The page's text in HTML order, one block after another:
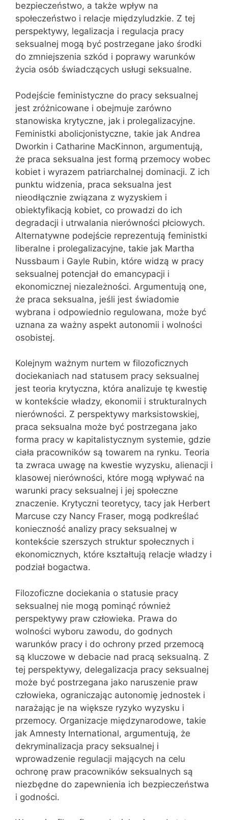
bezpieczeństwo, a także wpływ na
społeczeństwo i relacje międzyludzkie. Z tej
perspektywy, legalizacja i regulacja pracy
seksualnej mogą być postrzegane jako środki
do zmniejszenia szkód i poprawy warunków
życia osób świadczących usługi seksualne.
Podejście feministyczne do pracy seksualnej
jest zróżnicowane i obejmuje zarówno
stanowiska krytyczne, jak i prolegalizacyjne.
Feministki abolicjonistyczne, takie jak Andrea
Dworkin i Catharine MacKinnon, argumentują,
że praca seksualna jest formą przemocy wobec
kobiet i wyrazem patriarchalnej dominacji. Z ich
punktu widzenia, praca seksualna jest
nieodłącznie związana z wyzyskiem i
obiektyfikacją kobiet, co prowadzi do ich
degradacji i utrwalania nierówności płciowych.
Alternatywne podejście reprezentują feministki
liberalne i prolegalizacyjne, takie jak Martha
Nussbaum i Gayle Rubin, które widzą w pracy
seksualnej potencjał do emancypacji i
ekonomicznej niezależności. Argumentują one,
że praca seksualna, jeśli jest świadomie
wybrana i odpowiednio regulowana, może być
uznana za ważny aspekt autonomii i wolności
osobistej.
Kolejnym ważnym nurtem w filozoficznych
dociekaniach nad statusem pracy seksualnej
jest teoria krytyczna, która analizuje tę kwestię
w kontekście władzy, ekonomii i strukturalnych
nierówności. Z perspektywy marksistowskiej,
praca seksualna może być postrzegana jako
forma pracy w kapitalistycznym systemie, gdzie
ciała pracowników są towarem na rynku. Teoria
ta zwraca uwagę na kwestie wyzysku, alienacji i
klasowej nierówności, które mogą wpływać na
warunki pracy seksualnej i jej społeczne
znaczenie. Krytyczni teoretycy, tacy jak Herbert
Marcuse czy Nancy Fraser, mogą podkreślać
konieczność analizy pracy seksualnej w
kontekście szerszych struktur społecznych i
ekonomicznych, które kształtują relacje władzy i
podział bogactwa.
Filozoficzne dociekania o statusie pracy
seksualnej nie mogą pominąć również
perspektywy praw człowieka. Prawa do
wolności wyboru zawodu, do godnych
warunków pracy i do ochrony przed przemocą
są kluczowe w debacie nad pracą seksualną. Z
tej perspektywy, delegalizacja pracy seksualnej
może być postrzegana jako naruszenie praw
człowieka, ograniczając autonomię jednostek i
narażając je na większe ryzyko wyzysku i
przemocy. Organizacje międzynarodowe, takie
jak Amnesty International, argumentują, że
dekryminalizacja pracy seksualnej i
wprowadzenie regulacji mających na celu
ochronę praw pracowników seksualnych są
niezbędne do zapewnienia ich bezpieczeństwa
i godności.